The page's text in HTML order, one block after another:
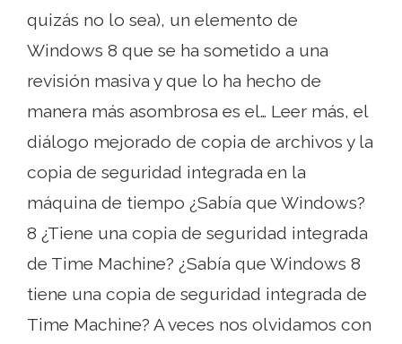
quizás no lo sea), un elemento de
Windows 8 que se ha sometido a una
revisión masiva y que lo ha hecho de
manera más asombrosa es el… Leer más, el
diálogo mejorado de copia de archivos y la
copia de seguridad integrada en la
máquina de tiempo ¿Sabía que Windows?
8 ¿Tiene una copia de seguridad integrada
de Time Machine? ¿Sabía que Windows 8
tiene una copia de seguridad integrada de
Time Machine? A veces nos olvidamos con